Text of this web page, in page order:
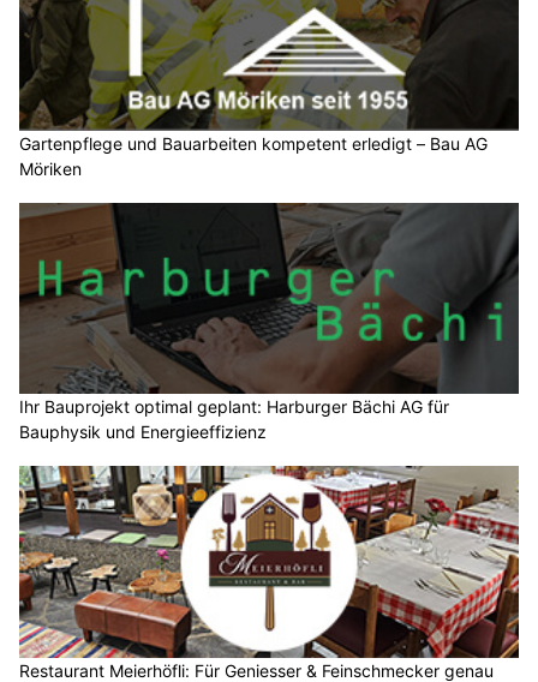
Gartenpflege und Bauarbeiten kompetent erledigt – Bau AG
Möriken
Ihr Bauprojekt optimal geplant: Harburger Bächi AG für
Bauphysik und Energieeffizienz
Restaurant Meierhöfli: Für Geniesser & Feinschmecker genau